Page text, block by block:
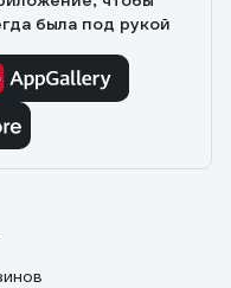
была под рукой